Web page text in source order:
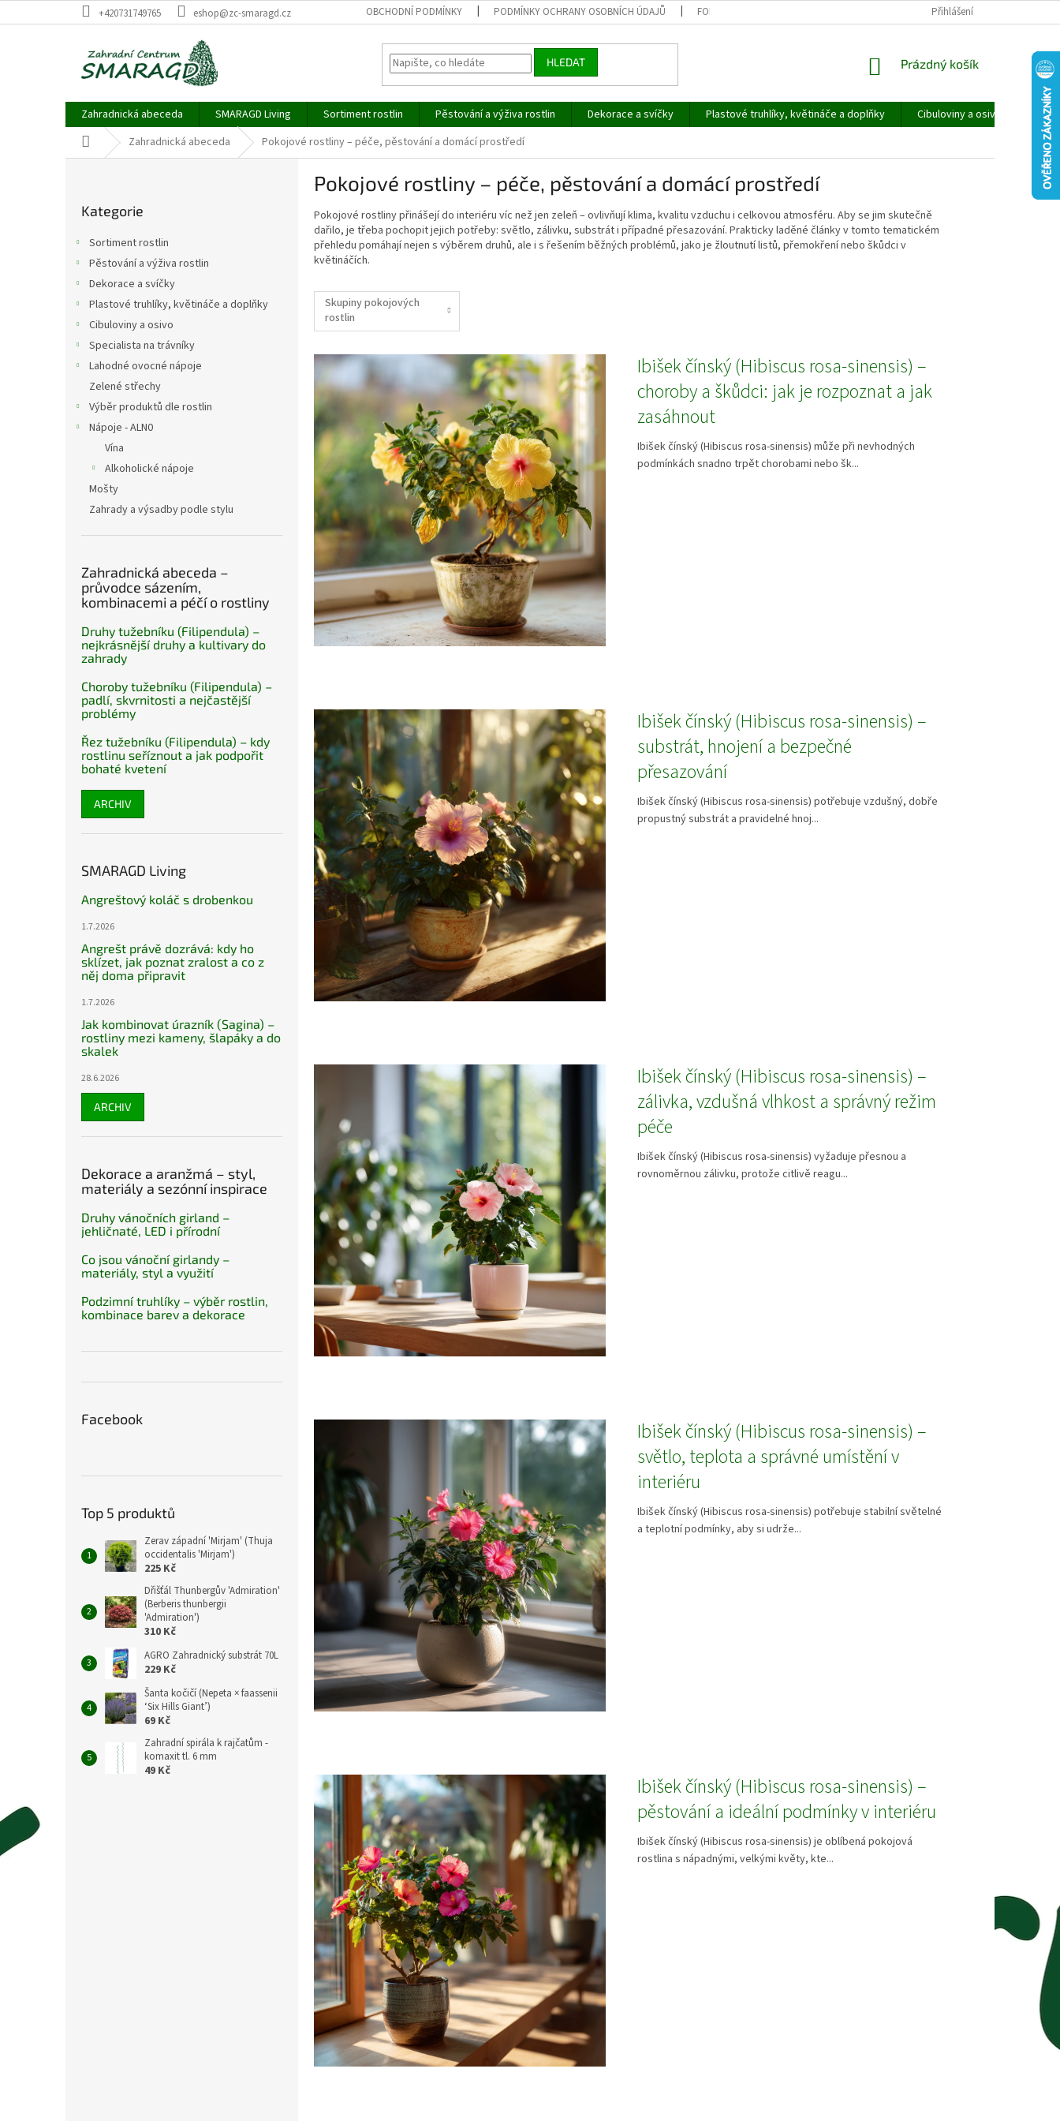
na
+420731749765 eshop@zc-smaragd.cz OBCHODNÍ PODMÍNKY PODMÍNKY OCHRANY OSOBNÍCH ÚDAJŮ FORMULÁŘ PRO UPLATNĚNÍ REKLAMACE REKLAMAČNÍ ŘÁD
Přihlášení
HLEDAT
NÁKUPNÍ
Prázdný košík
Zahradnická abeceda SMARAGD Living Sortiment rostlin Pěstování a výživa rostlin Dekorace a svíčky Plastové truhlíky, květináče a doplňky Cibuloviny a osivo
Domů Zahradnická abeceda Pokojové rostliny – péče, pěstování a domácí prostředí
kategorie
Kategorie
Sortiment rostlin
Pěstování a výživa rostlin
Dekorace a svíčky
Plastové truhlíky, květináče a doplňky
Cibuloviny a osivo
Specialista na trávníky
Lahodné ovocné nápoje
Zelené střechy
Výběr produktů dle rostlin
Nápoje - ALN0
Vína
Alkoholické nápoje
Mošty
Zahrady a výsadby podle stylu
Zahradnická abeceda –
průvodce sázením,
kombinacemi a péčí o rostliny
Druhy tužebníku (Filipendula) –
nejkrásnější druhy a kultivary do
zahrady
Choroby tužebníku (Filipendula) –
padlí, skvrnitosti a nejčastější
problémy
Řez tužebníku (Filipendula) – kdy
rostlinu seříznout a jak podpořit
bohaté kvetení
ARCHIV
SMARAGD Living
Angreštový koláč s drobenkou
1.7.2026
Angrešt právě dozrává: kdy ho
sklízet, jak poznat zralost a co z
něj doma připravit
1.7.2026
Jak kombinovat úrazník (Sagina) –
rostliny mezi kameny, šlapáky a do
skalek
28.6.2026
ARCHIV
Dekorace a aranžmá – styl,
materiály a sezónní inspirace
Druhy vánočních girland –
jehličnaté, LED i přírodní
Co jsou vánoční girlandy –
materiály, styl a využití
Podzimní truhlíky – výběr rostlin,
kombinace barev a dekorace
Facebook
Top 5 produktů
Zerav západní 'Mirjam' (Thuja
occidentalis 'Mirjam')
225 Kč
Dřišťál Thunbergův 'Admiration'
(Berberis thunbergii
'Admiration')
310 Kč
AGRO Zahradnický substrát 70L
229 Kč
Šanta kočičí (Nepeta × faassenii
‘Six Hills Giant’)
69 Kč
Zahradní spirála k rajčatům -
komaxit tl. 6 mm
49 Kč
Pokojové rostliny – péče, pěstování a domácí prostředí
Pokojové rostliny přinášejí do interiéru víc než jen zeleň – ovlivňují klima, kvalitu vzduchu i celkovou atmosféru. Aby se jim skutečně
dařilo, je třeba pochopit jejich potřeby: světlo, zálivku, substrát i případné přesazování. Prakticky laděné články v tomto tematickém
přehledu pomáhají nejen s výběrem druhů, ale i s řešením běžných problémů, jako je žloutnutí listů, přemokření nebo škůdci v
květináčích.
Skupiny pokojových
rostlin
V
ý
p
i
s
č
á
n
k
ů
Ibišek čínský (Hibiscus rosa-sinensis) –
choroby a škůdci: jak je rozpoznat a jak
zasáhnout
Ibišek čínský (Hibiscus rosa-sinensis) může při nevhodných
podmínkách snadno trpět chorobami nebo šk...
Ibišek čínský (Hibiscus rosa-sinensis) –
substrát, hnojení a bezpečné
přesazování
Ibišek čínský (Hibiscus rosa-sinensis) potřebuje vzdušný, dobře
propustný substrát a pravidelné hnoj...
Ibišek čínský (Hibiscus rosa-sinensis) –
zálivka, vzdušná vlhkost a správný režim
péče
Ibišek čínský (Hibiscus rosa-sinensis) vyžaduje přesnou a
rovnoměrnou zálivku, protože citlivě reagu...
Ibišek čínský (Hibiscus rosa-sinensis) –
světlo, teplota a správné umístění v
interiéru
Ibišek čínský (Hibiscus rosa-sinensis) potřebuje stabilní světelné
a teplotní podmínky, aby si udrže...
Ibišek čínský (Hibiscus rosa-sinensis) –
pěstování a ideální podmínky v interiéru
Ibišek čínský (Hibiscus rosa-sinensis) je oblíbená pokojová
rostlina s nápadnými, velkými květy, kte...